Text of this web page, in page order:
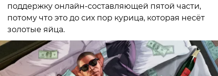
поддержку онлайн-составляющей пятой части,
потому что это до сих пор курица, которая несёт
золотые яйца.